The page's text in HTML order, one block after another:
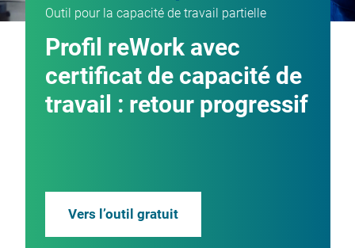
Outil pour la capacité de travail partielle
Profil reWork avec
certificat de capacité de
travail : retour progressif
Vers l’outil gratuit